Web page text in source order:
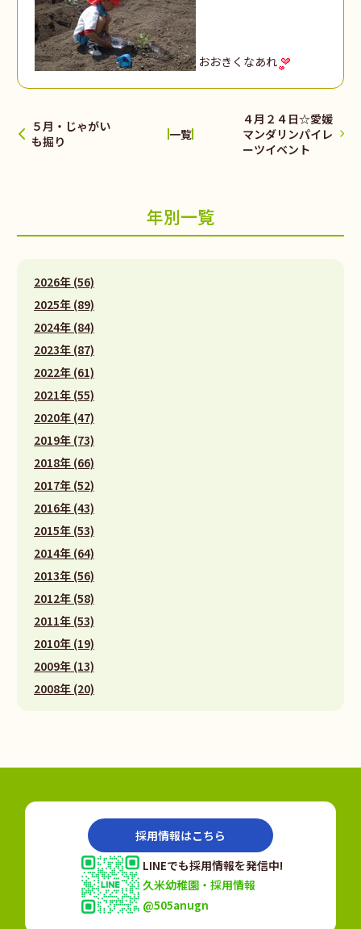
おおきくなあれ
５月・じゃがい
も掘り
一覧
４月２４日☆愛媛
マンダリンパイレ
ーツイベント
年別一覧
2026年 (56)
2025年 (89)
2024年 (84)
2023年 (87)
2022年 (61)
2021年 (55)
2020年 (47)
2019年 (73)
2018年 (66)
2017年 (52)
2016年 (43)
2015年 (53)
2014年 (64)
2013年 (56)
2012年 (58)
2011年 (53)
2010年 (19)
2009年 (13)
2008年 (20)
採用情報はこちら
LINEでも採用情報を発信中!
久米幼稚園・採用情報
@505anugn